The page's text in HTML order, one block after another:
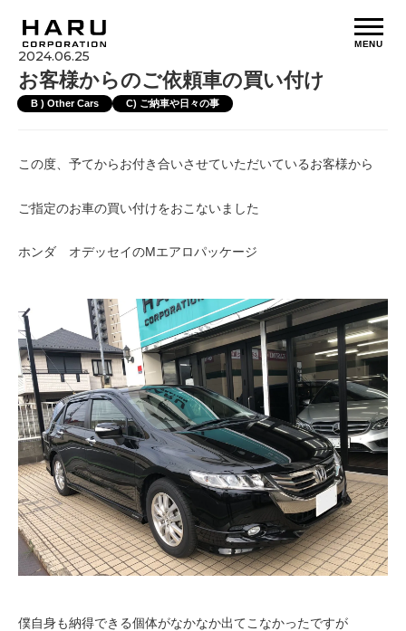
MENU
2024.06.25
お客様からのご依頼車の買い付け
B ) Other Cars C) ご納車や日々の事
この度、予てからお付き合いさせていただいているお客様から
ご指定のお車の買い付けをおこないました
ホンダ オデッセイのMエアロパッケージ
僕自身も納得できる個体がなかなか出てこなかったですが